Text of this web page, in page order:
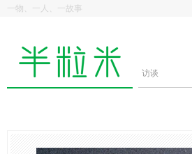
一物、一人、一故事
访谈